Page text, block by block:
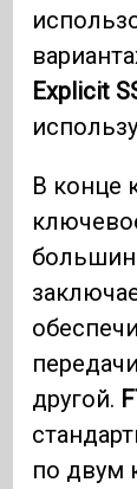
Explicit
В конце
другой.
по двум